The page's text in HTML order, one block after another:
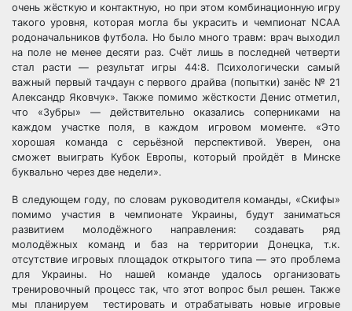
очень жёсткую и контактную, но при этом комбинационную игру
такого уровня, которая могла бы украсить и чемпионат NCAA
родоначальников футбола. Но было много травм: врач выходил
на поле не менее десяти раз. Счёт лишь в последней четверти
стал расти — результат игры 44:8. Психологически самый
важный первый тачдаун с первого драйва (попытки) занёс № 21
Александр Яковчук». Также помимо жёсткости Денис отметил,
что «Зубры» — действительно оказались соперниками на
каждом участке поля, в каждом игровом моменте. «Это
хорошая команда с серьёзной перспективой. Уверен, она
сможет выиграть Кубок Европы, который пройдёт в Минске
буквально через две недели».
В следующем году, по словам руководителя команды, «Скифы»
помимо участия в чемпионате Украины, будут заниматься
развитием молодёжного направления: создавать ряд
молодёжных команд и баз на территории Донецка, т.к.
отсутствие игровых площадок открытого типа — это проблема
для Украины. Но нашей команде удалось организовать
тренировочный процесс так, что этот вопрос был решен. Также
мы планируем тестировать и отрабатывать новые игровые